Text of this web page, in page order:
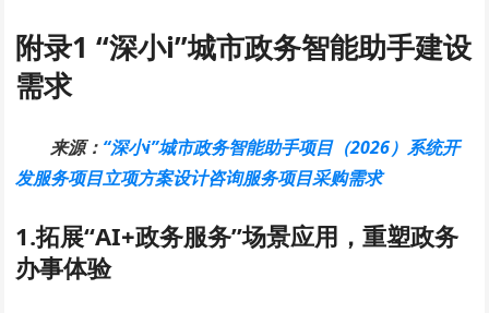
附录1“深小i”城市政务智能助手建设
需求
来源： “深小i”城市政务智能助手项目（2026）系统开
发服务项目立项方案设计咨询服务项目采购需求
1.拓展“AI+政务服务”场景应用，重塑政务
办事体验